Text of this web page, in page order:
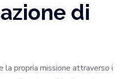
di
la propria missione attraverso i